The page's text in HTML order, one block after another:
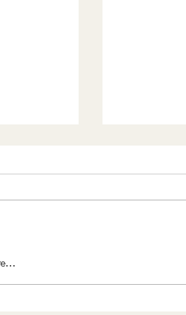
Empathie